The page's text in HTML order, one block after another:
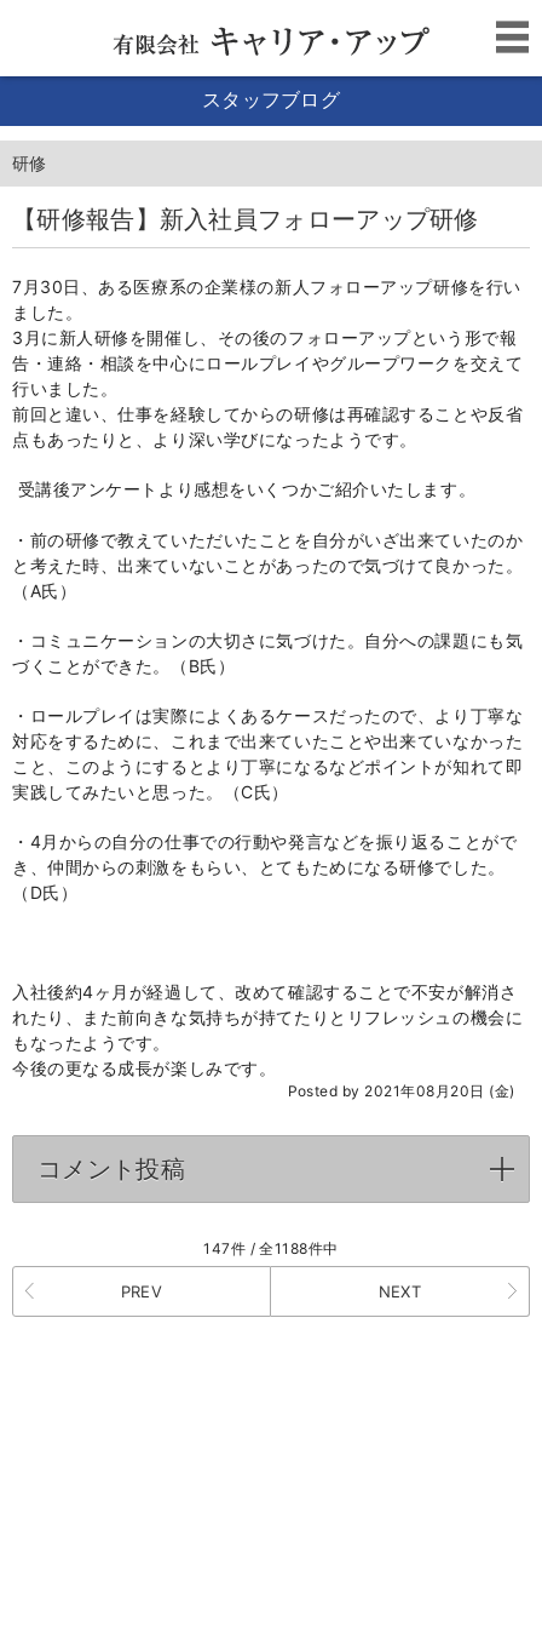
スタッフブログ
研修
【研修報告】新入社員フォローアップ研修
7 月 30日、ある医療系の企業様の新人フォローアップ研修を行い
ました。
3 月に新人研修を開催し、その後のフォローアップという形で報
告・連絡・相談を中心にロールプレイやグループワークを交えて
行いました。
前回と違い、仕事を経験してからの研修は再確認することや反省
点もあったりと、より深い学びになったようです。
受講後アンケートより感想をいくつかご紹介いたします。
・前の研修で教えていただいたことを自分がいざ出来ていたのか
と考えた時、出来ていないことがあったので気づけて良かった。
（A氏）
・コミュニケーションの大切さに気づけた。自分への課題にも気
づくことができた。（ B氏）
・ロールプレイは実際によくあるケースだったので、より丁寧な
対応をするために、これまで出来ていたことや出来ていなかった
こと、このようにするとより丁寧になるなどポイントが知れて即
実践してみたいと思った。（C氏）
・ 4月からの自分の仕事での行動や発言などを振り返ることがで
き、仲間からの刺激をもらい、とてもためになる研修でした。
（ D氏）
入社後約4ヶ月が経過して、改めて確認することで不安が解消さ
れたり、また前向きな気持ちが持てたりとリフレッシュの機会に
もなったようです。
今後の更なる成長が楽しみです。
Posted by 2021年08月20日 (金)
コメント投稿
147件 / 全1188件中
PREV NEXT